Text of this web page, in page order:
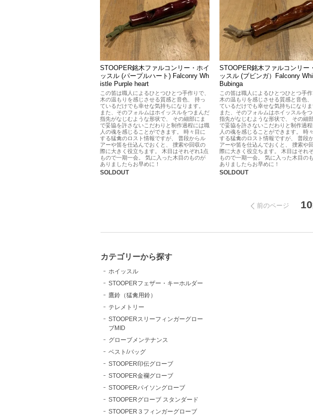
STOOPER銘木ファルコンリー・ホイ
ッスル (パープルハート) Falconry Wh
istle Purple heart
この笛は職人によるひとつひとつ手作りで、
木の温もりを感じさせる質感と音色、 持っ
ているだけでも幸せな気持ちになります。
また、そのフォルムはホイッスルをつまんだ
指先がなじむような形状で、 その細部にま
で妥協を許さないこだわりと制作過程には職
人の魂を感じることができます。 時々目に
する猛禽のロスト情報ですが、 普段からル
アーや笛を仕込んでおくと、 捜索や回収の
際に大きく役立ちます。 木目はそれぞれ1点
もので一期一会。 気に入った木目のものが
ありましたらお早めに！
SOLDOUT
STOOPER銘木ファルコンリー
ッスル (ブビンガ）Falconry
Bubinga
この笛は職人によるひとつひとつ手作
木の温もりを感じさせる質感と音色
ているだけでも幸せな気持ちになりま
また、そのフォルムはホイッスルを
指先がなじむような形状で、 その細
で妥協を許さないこだわりと制作過
人の魂を感じることができます。 時
する猛禽のロスト情報ですが、 普段
アーや笛を仕込んでおくと、 捜索や
際に大きく役立ちます。 木目はそれ
もので一期一会。 気に入った木目の
ありましたらお早めに！
SOLDOUT
前のページ 10
カテゴリーから探す
ホイッスル
STOOPERフェザー・キーホルダー
鷹鈴（猛禽用鈴）
テレメトリー
STOOPERスリーフィンガーグロー
ブMID
グローブメンテナンス
ベスト/バッグ
STOOPER印伝グローブ
STOOPER金襴グローブ
STOOPERパイソングローブ
STOOPERグローブ スタンダード
STOOPER３フィンガーグローブ